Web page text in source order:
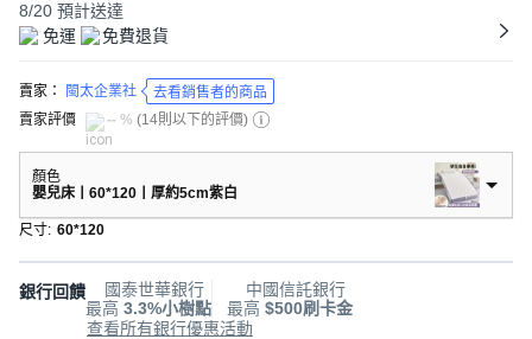
8/20 預計送達
免運
免費退貨
賣家： 閩太企業社
去看銷售者的商品
賣家評價
-- % (14則以下的評價)
顏色
嬰兒床丨60*120丨厚約5cm紫白
尺寸: 60*120
銀行回饋
國泰世華銀行
最高 3.3%小樹點
中國信託銀行
最高 $500刷卡金
查看所有銀行優惠活動